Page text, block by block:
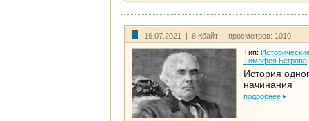
16.07.2021 | 6 Кбайт | просмотров: 1010
Тип:
Тимофея Бегрова
История
начинания
подробнее